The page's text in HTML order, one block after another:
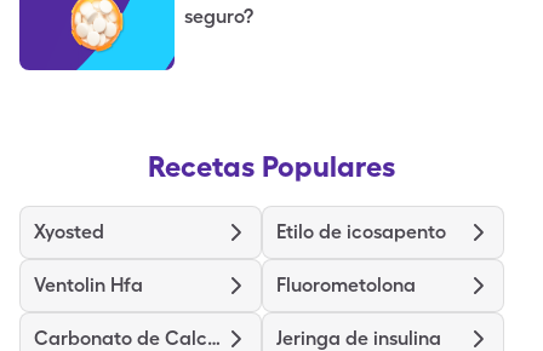
seguro?
Recetas Populares
Xyosted Etilo de icosapento
Ventolin Hfa Fluorometolona
Carbonato de Calcio Jeringa de insulina